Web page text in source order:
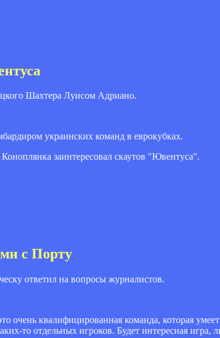
Шахтера Луисом Адриано.
украинских команд в еврокубках.
заинтересовал скаутов "Ювентуса".
с Порту
ответил на вопросы журналистов.
квалифицированная команда, которая
то отдельных игроков. Будет интересная игра,